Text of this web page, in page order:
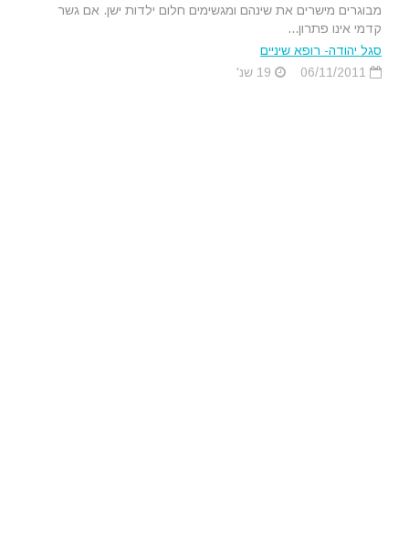
מבוגרים מישרים את שינהם ומגשימים חלום ילדות ישן. אם גשר
קדמי אינו פתרון...
סגל יהודה- רופא שיניים